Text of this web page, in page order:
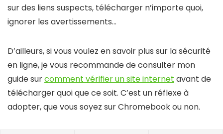
sur des liens suspects, télécharger n’importe quoi,
ignorer les avertissements…
D’ailleurs, si vous voulez en savoir plus sur la sécurité
en ligne, je vous recommande de consulter mon
guide surcomment vérifier un site internet avant de
télécharger quoi que ce soit. C’est un réflexe à
adopter, que vous soyez sur Chromebook ou non.